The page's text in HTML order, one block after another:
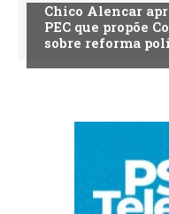
Chico Alencar
PEC que propõe
sobre reforma